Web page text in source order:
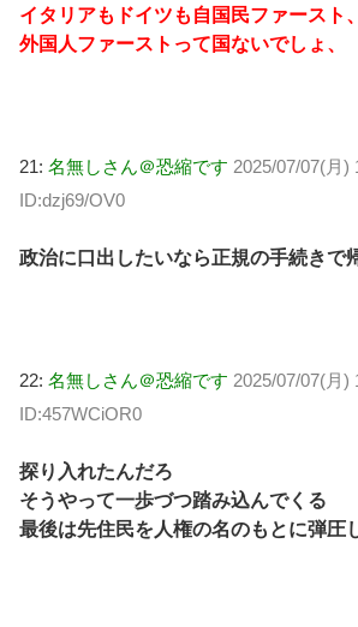
イタリアもドイツも自国民ファースト、
外国人ファーストって国ないでしょ、
21: 名無しさん＠恐縮です 2025/07/07(月)
ID:dzj69/OV0
政治に口出したいなら正規の手続きで
22: 名無しさん＠恐縮です 2025/07/07(月)
ID:457WCiOR0
探り入れたんだろ
そうやって一歩づつ踏み込んでくる
最後は先住民を人権の名のもとに弾圧